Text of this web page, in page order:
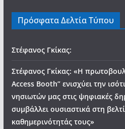
Πρόσφατα Δελτία Τύπου
Στέφανος Γκίκας:
Στέφανος Γκίκας: «Η
Access Booth” ενισχύει την
νησιωτών μας στις ψηφιακές
συμβάλλει ουσιαστικά στη
καθημερινότητάς τους»